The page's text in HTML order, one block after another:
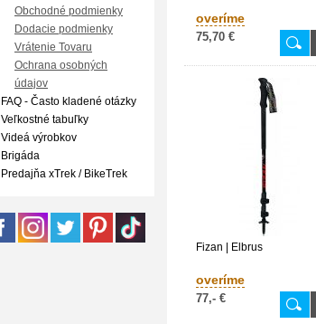
Obchodné podmienky
Dodacie podmienky
Vrátenie Tovaru
Ochrana osobných
údajov
FAQ - Často kladené otázky
Veľkostné tabuľky
Videá výrobkov
Brigáda
Predajňa xTrek / BikeTrek
overíme
75,70 €
Fizan | Elbrus
overíme
77,- €